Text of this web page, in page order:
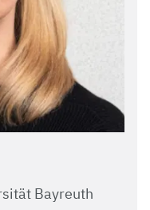
Bayreuth